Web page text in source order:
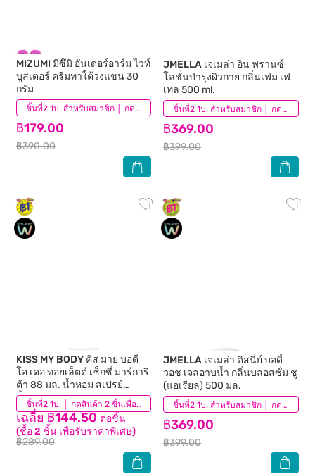
ชิ้นที่2 1บ. สำหรับสมาชิก │ กดสินค้า 2 ชิ้นเพื่อรับโปรโมชันนี้
MIZUMI มิซึมิ อันเดอร์อาร์ม ไวท์
บูสเตอร์ ครีมทาใต้วงแขน 30
กรัม
฿179.00
฿390.00
(174) ชิ้นที่2 1บ. สำหรับสมาชิก │ กดสินค้า 2 ชิ้นเพื่อรับโปรโมชันนี้
JMELLA เจเมล่า อิน ฟรานซ์
โลชั่นบำรุงผิวกาย กลิ่นเฟม เฟ
เทล 500 ml.
฿369.00
฿399.00
(61)
ชิ้นที่2 1บ. │ กดสินค้า 2 ชิ้นเพื่อรับโปรโมชันนี้
KISS MY BODY คิส มาย บอดี้
โอ เดอ ทอยเล็ตต์ เซ็กซี่ มาร์การิ
ต้า 88 มล. น้ำหอม สเปรย์
น้ำหอม
เฉลี่ย ฿144.50 ต่อชิ้น
(ซื้อ 2 ชิ้น เพื่อรับราคาพิเศษ)
฿289.00
(37) ชิ้นที่2 1บ. สำหรับสมาชิก │ กดสินค้า 2 ชิ้นเพื่อรับโปรโมชันนี้
JMELLA เจเมล่า ดิสนี่ย์ บอดี้
วอช เจลอาบน้ำ กลิ่นบลอสซั่ม ชู
(แอเรียล) 500 มล.
฿369.00
฿399.00
(35)